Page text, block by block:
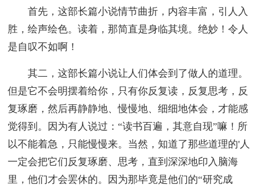
首先，这部长篇小说情节曲折，内容丰富，引人入
胜，绘声绘色。读着，那简直是身临其境。绝妙！令人
是自叹不如啊！
其二，这部长篇小说让人们体会到了做人的道理。
但是它不会明摆着给你，只有你反复读，反复思考，反
复琢磨，然后再静静地、慢慢地、细细地体会，才能感
觉得到。因为有人说过：“读书百遍，其意自现”嘛！所
以不能着急，只能慢慢来。当然，知道了那些道理的'人
一定会把它们反复琢磨、思考，直到深深地印入脑海
里，他们才会罢休的。因为那毕竟是他们的“研究成